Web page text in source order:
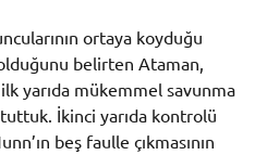
ortaya koyduğu
belirten Ataman,
yarıda mükemmel savunma
tuttuk. İkinci yarıda kontrolü
beş faulle çıkmasının